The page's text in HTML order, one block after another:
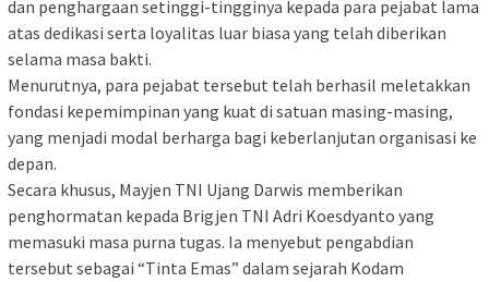
dan penghargaan setinggi-tingginya kepada para pejabat lama
atas dedikasi serta loyalitas luar biasa yang telah diberikan
selama masa bakti.
Menurutnya, para pejabat tersebut telah berhasil meletakkan
fondasi kepemimpinan yang kuat di satuan masing-masing,
yang menjadi modal berharga bagi keberlanjutan organisasi ke
depan.
Secara khusus, Mayjen TNI Ujang Darwis memberikan
penghormatan kepada Brigjen TNI Adri Koesdyanto yang
memasuki masa purna tugas. Ia menyebut pengabdian
tersebut sebagai “Tinta Emas” dalam sejarah Kodam